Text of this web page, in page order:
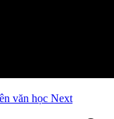
văn học Next